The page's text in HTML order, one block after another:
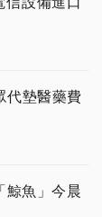
代墊醫藥費
鯨魚」今晨